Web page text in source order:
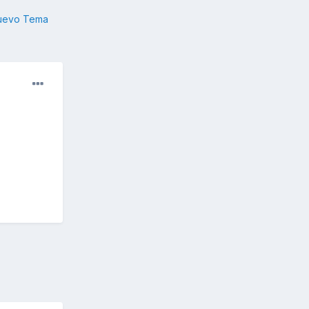
Tema